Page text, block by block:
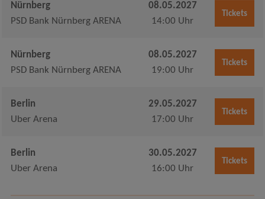
Nürnberg
PSD Bank Nürnberg ARENA
08.05.2027
14:00 Uhr
Tickets
Nürnberg
PSD Bank Nürnberg ARENA
08.05.2027
19:00 Uhr
Tickets
Berlin
Uber Arena
29.05.2027
17:00 Uhr
Tickets
Berlin
Uber Arena
30.05.2027
16:00 Uhr
Tickets